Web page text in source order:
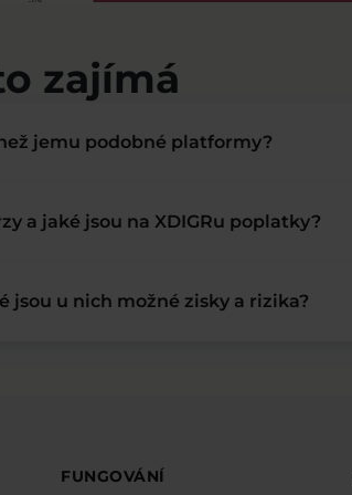
zajímá
jemu podobné platformy?
a jaké jsou na XDIGRu poplatky?
jsou u nich možné zisky a rizika?
FUNGOVÁNÍ